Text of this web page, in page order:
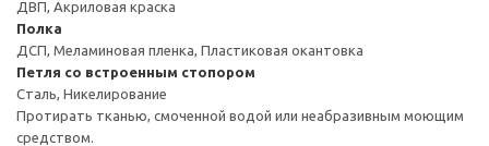
ДВП, Акриловая краска
Полка
ДСП, Меламиновая пленка, Пластиковая окантовка
Петля со встроенным стопором
Сталь, Никелирование
Протирать тканью, смоченной водой или неабразивным моющим
средством.